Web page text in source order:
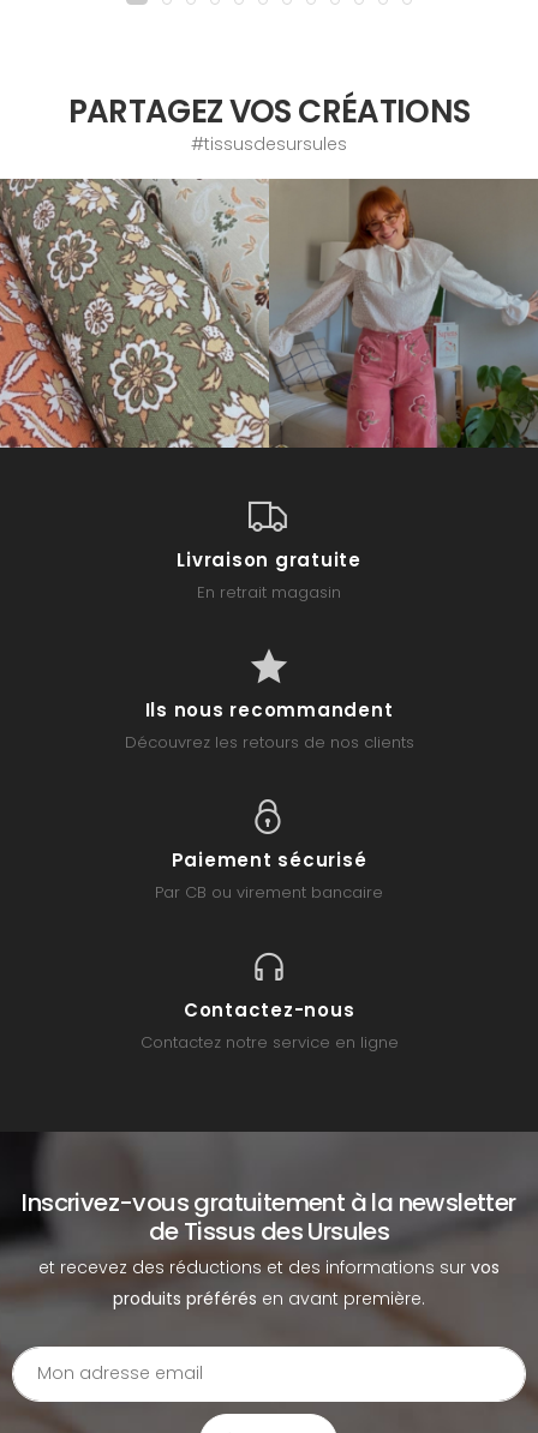
PARTAGEZ VOS CRÉATIONS
#tissusdesursules
Livraison gratuite
En retrait magasin
Ils nous recommandent
Découvrez les retours de nos clients
Paiement sécurisé
Par CB ou virement bancaire
Contactez-nous
Contactez notre service en ligne
Inscrivez-vous gratuitement à la newsletter
de Tissus des Ursules
et recevez des réductions et des informations sur vos
produits préférés en avant première.